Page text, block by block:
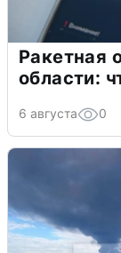
Ракетная
области:
6 августа 0